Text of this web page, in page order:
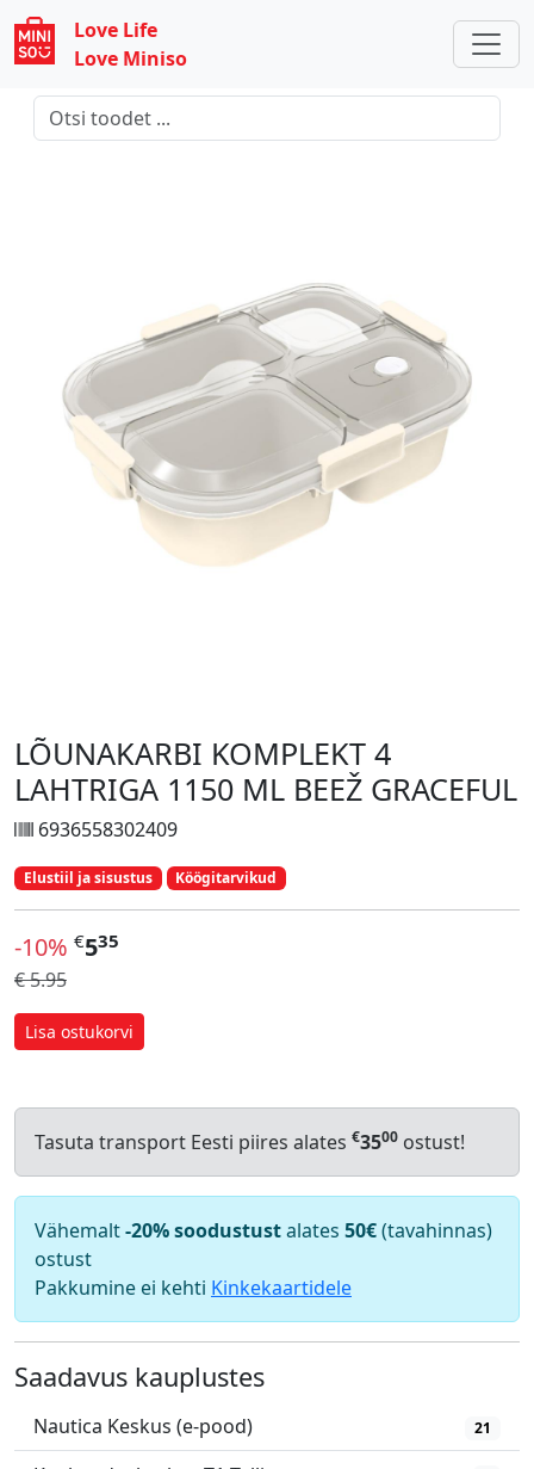
Love Life
Love Miniso
LÕUNAKARBI KOMPLEKT 4
LAHTRIGA 1150 ML BEEŽ GRACEFUL
6936558302409
Elustiil ja sisustus Köögitarvikud
-10% €535
€ 5.95
Lisa ostukorvi
Tasuta transport Eesti piires alates €3500 ostust!
Vähemalt-20% soodustustalates 50€(tavahinnas)
ostust
Pakkumine ei kehti Kinkekaartidele
Saadavus kauplustes
Nautica Keskus (e-pood) 21